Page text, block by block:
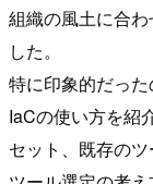
組織の風土に合
した。
特に印象的だっ
IaCの使い方を紹
セット、既存の